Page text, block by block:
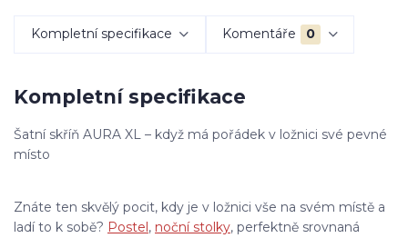
Kompletní specifikace Komentáře 0
Kompletní specifikace
Šatní skříň AURA XL – když má pořádek v ložnici své pevné
místo
Znáte ten skvělý pocit, kdy je v ložnici vše na svém místě a
ladí to k sobě? Postel, noční stolky, perfektně srovnaná